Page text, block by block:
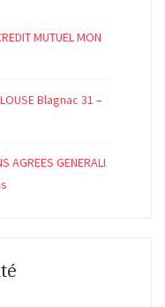
MUTUEL MON
Blagnac 31 –
AGREES GENERALI